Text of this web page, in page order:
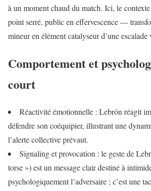
à un moment chaud du match. Ici, le
point serré, public en effervescence —
mineur en élément catalyseur d’une escalade
Comportement et
court
Réactivité émotionnelle : Lebrón réagit
défendre son coéquipier, illustrant une
l’alerte collective prévaut.
Signaling et provocation : le geste de
torse ») est un message clair destiné à
psychologiquement l’adversaire ; c’est une